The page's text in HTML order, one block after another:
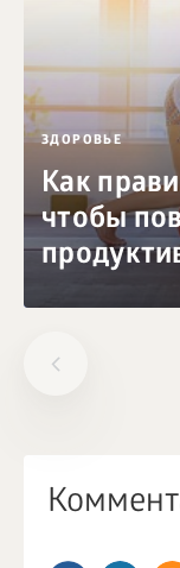
ЗДОРОВЬЕ
Как
чтобы